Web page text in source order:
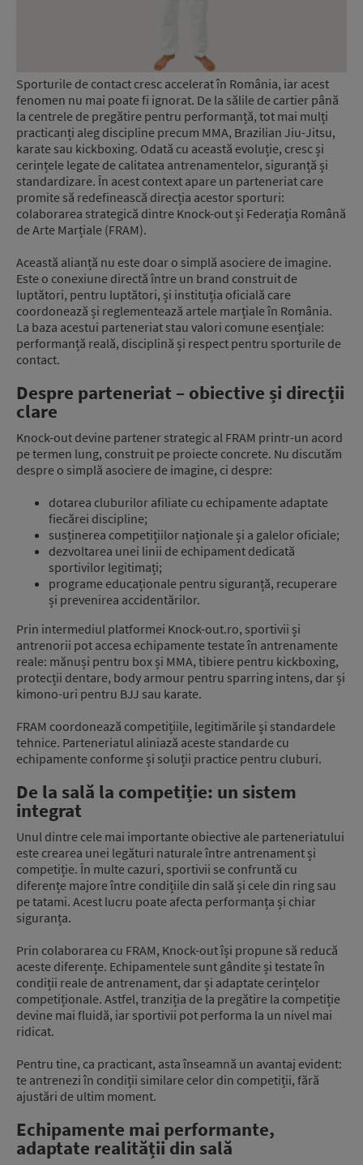
Sporturile de contact cresc accelerat în România, iar acest
fenomen nu mai poate fi ignorat. De la sălile de cartier până
la centrele de pregătire pentru performanță, tot mai mulți
practicanți aleg discipline precum MMA, Brazilian Jiu-Jitsu,
karate sau kickboxing. Odată cu această evoluție, cresc și
cerințele legate de calitatea antrenamentelor, siguranță și
standardizare. În acest context apare un parteneriat care
promite să redefinească direcția acestor sporturi:
colaborarea strategică dintre Knock-out și Federația Română
de Arte Marțiale (FRAM).
Această alianță nu este doar o simplă asociere de imagine.
Este o conexiune directă între un brand construit de
luptători, pentru luptători, și instituția oficială care
coordonează și reglementează artele marțiale în România.
La baza acestui parteneriat stau valori comune esențiale:
performanță reală, disciplină și respect pentru sporturile de
contact.
Despre parteneriat – obiective și direcții
clare
Knock-out devine partener strategic al FRAM printr-un acord
pe termen lung, construit pe proiecte concrete. Nu discutăm
despre o simplă asociere de imagine, ci despre:
dotarea cluburilor afiliate cu echipamente adaptate
fiecărei discipline;
susținerea competițiilor naționale și a galelor oficiale;
dezvoltarea unei linii de echipament dedicată
sportivilor legitimați;
programe educaționale pentru siguranță, recuperare
și prevenirea accidentărilor.
Prin intermediul platformei Knock-out.ro, sportivii și
antrenorii pot accesa echipamente testate în antrenamente
reale: mănuși pentru box și MMA, tibiere pentru kickboxing,
protecții dentare, body armour pentru sparring intens, dar și
kimono-uri pentru BJJ sau karate.
FRAM coordonează competițiile, legitimările și standardele
tehnice. Parteneriatul aliniază aceste standarde cu
echipamente conforme și soluții practice pentru cluburi.
De la sală la competiție: un sistem
integrat
Unul dintre cele mai importante obiective ale parteneriatului
este crearea unei legături naturale între antrenament și
competiție. În multe cazuri, sportivii se confruntă cu
diferențe majore între condițiile din sală și cele din ring sau
pe tatami. Acest lucru poate afecta performanța și chiar
siguranța.
Prin colaborarea cu FRAM, Knock-out își propune să reducă
aceste diferențe. Echipamentele sunt gândite și testate în
condiții reale de antrenament, dar și adaptate cerințelor
competiționale. Astfel, tranziția de la pregătire la competiție
devine mai fluidă, iar sportivii pot performa la un nivel mai
ridicat.
Pentru tine, ca practicant, asta înseamnă un avantaj evident:
te antrenezi în condiții similare celor din competiții, fără
ajustări de ultim moment.
Echipamente mai performante,
adaptate realității din sală